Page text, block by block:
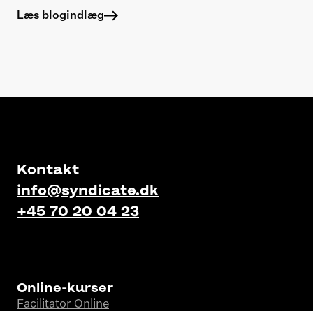
Læs blogindlæg
Kontakt
info@syndicate.dk
+45 70 20 04 23
Online-kurser
Facilitator Online